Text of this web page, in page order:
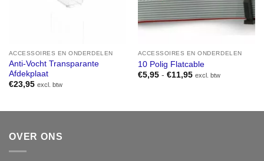
ACCESSOIRES EN ONDERDELEN
Anti-Vocht Transparante
Afdekplaat
€23,95 excl. btw
ACCESSOIRES EN ONDERDELEN
10 Polig Flatcable
€5,95 - €11,95Prijsklasse:
excl. btw
OVER ONS